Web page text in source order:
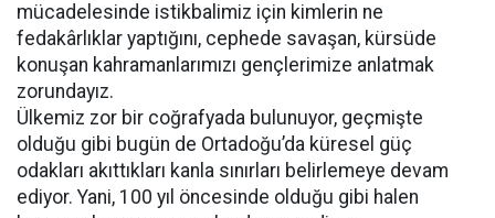
mücadelesinde istikbalimiz için kimlerin ne
fedakârlıklar yaptığını, cephede savaşan, kürsüde
konuşan kahramanlarımızı gençlerimize anlatmak
zorundayız.
Ülkemiz zor bir coğrafyada bulunuyor, geçmişte
olduğu gibi bugün de Ortadoğu’da küresel güç
odakları akıttıkları kanla sınırları belirlemeye devam
ediyor. Yani, 100 yıl öncesinde olduğu gibi halen